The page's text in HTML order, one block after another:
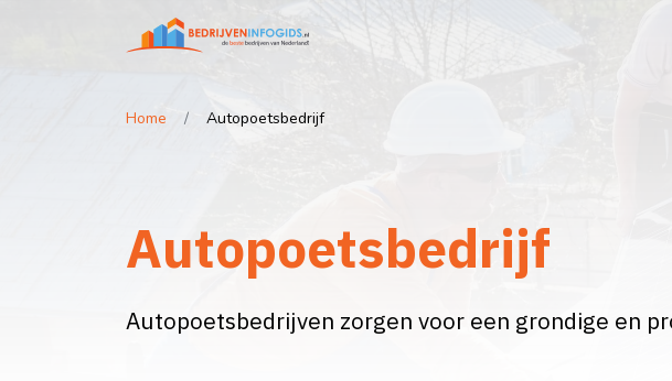
Home Autopoetsbedrijf
Autopoetsbedrijf
Autopoetsbedrijven zorgen voor een grondige en